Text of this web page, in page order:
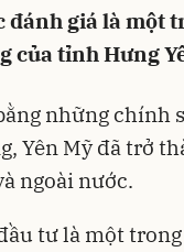
đánh giá là
của tỉnh Hưng
những chính
Yên Mỹ đã trở
ngoài nước.
tư là một